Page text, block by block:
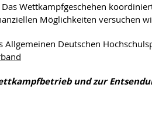
Wettkampfgeschehen
Möglichkeiten versuchen
Allgemeinen Deutschen
und zur